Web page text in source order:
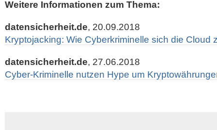
Weitere Informationen zum Thema:
datensicherheit.de, 20.09.2018
Kryptojacking: Wie Cyberkriminelle sich die Cloud
datensicherheit.de, 27.06.2018
Cyber-Kriminelle nutzen Hype um